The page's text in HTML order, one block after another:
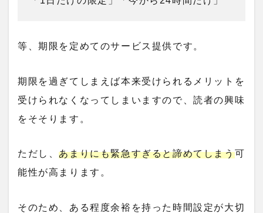
等、期限を定めてのサービス提供です。
期限を過ぎてしまえば本来受けられるメリットを
受けられなくなってしまいますので、読者の興味
をそそります。
ただし、あまりにも緊急すぎると諦めてしまう可
能性が高まります。
そのため、ある程度余裕を持った時間設定が大切